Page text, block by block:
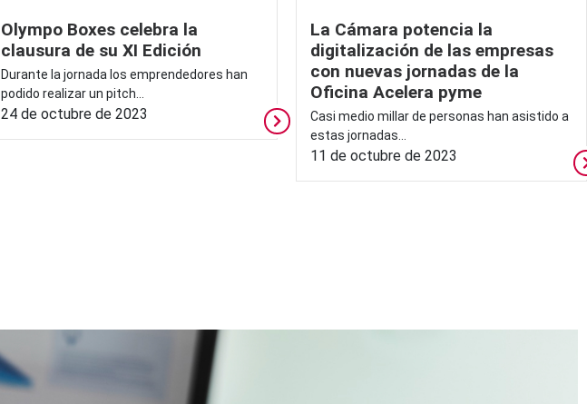
Olympo Boxes celebra la
clausura de su XI Edición
Durante la jornada los emprendedores han
podido realizar un pitch...
24 de octubre de 2023
La Cámara potencia la
digitalización de las empresas
con nuevas jornadas de la
Oficina Acelera pyme
Casi medio millar de personas han asistido a
estas jornadas...
11 de octubre de 2023